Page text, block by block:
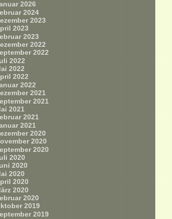
2026
2024
2023
2023
2023
2022
2022
2022
2022
2022
2022
2021
2021
2021
2021
2021
2020
2020
2020
2020
2020
2020
2020
2020
2020
2019
2019